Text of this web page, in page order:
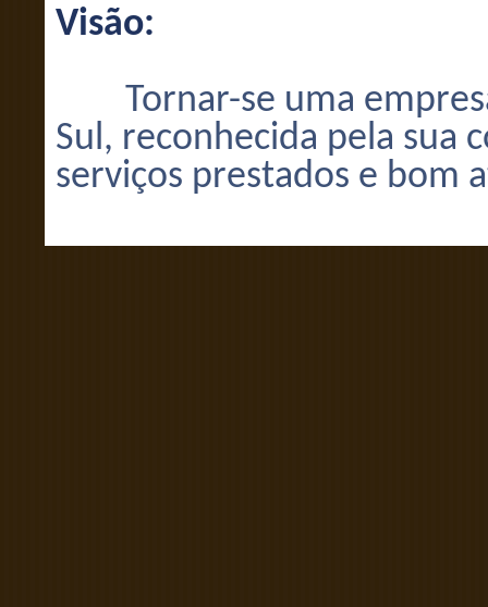
Visão:
Tornar-se uma
Sul, reconhecida pela sua
serviços prestados e bom